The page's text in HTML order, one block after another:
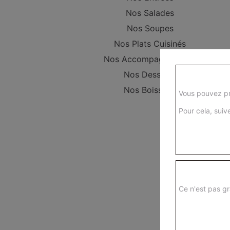
Nos Salades
Nos Soupes
Nos Plats Cuisinés
Nos Accompagnements
Nos Desserts
Nos Boissons
Vous pouvez
Pour cela,
Ce n'est pas